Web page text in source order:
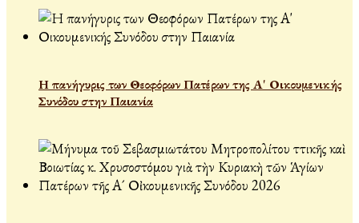
Η πανήγυρις των Θεοφόρων Πατέρων της Α' Οικουμενικής
Συνόδου στην Παιανία